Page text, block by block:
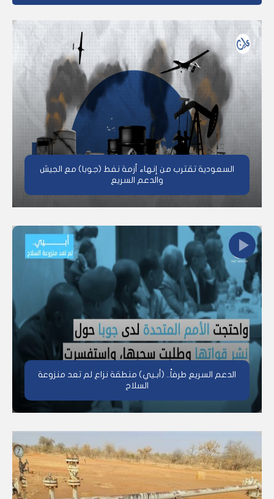
السعودية تقترب من إنهاء أزمة نفط (جوبا) مع الجيش
والدعم السريع
الدعم السريع طرفاً.. (أبـيي) منطقة نزاع لم تعد منزوعة
السلاح